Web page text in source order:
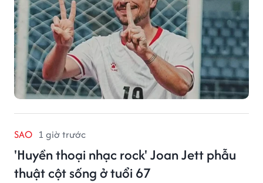
SAO 1 giờ trước
'Huyền thoại nhạc rock' Joan Jett phẫu
thuật cột sống ở tuổi 67